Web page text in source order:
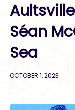
Séan
Sea
OCTOBER 1, 2023